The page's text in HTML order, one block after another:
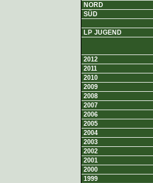
NORD
SÜD
LP JUGEND
2012
2011
2010
2009
2008
2007
2006
2005
2004
2003
2002
2001
2000
1999